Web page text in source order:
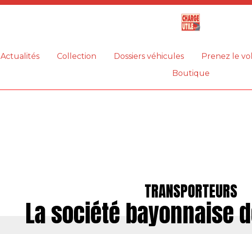
Actualités Collection Dossiers véhicules Prenez le
Boutique
TRANSPORTEURS
La société bayonnaise